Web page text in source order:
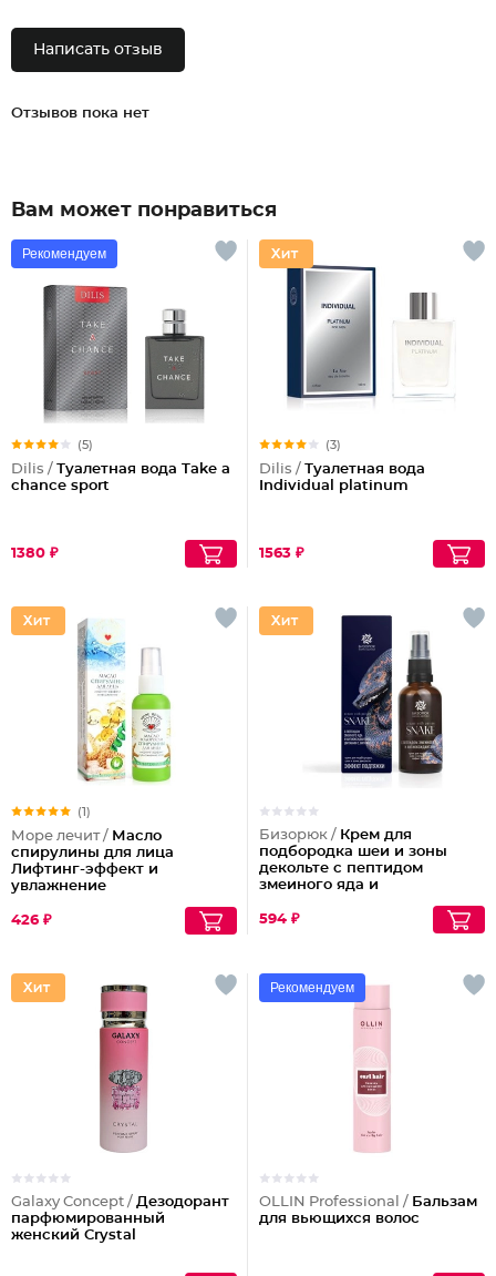
Написать отзыв
Отзывов пока нет
Вам может понравиться
Рекомендуем
(5)
Dilis / Туалетная вода Take a
chance sport
1380 ₽
(3)
Dilis / Туалетная вода
Individual platinum
1563 ₽
(1)
Море лечит / Масло
спирулины для лица
Лифтинг-эффект и
увлажнение
426 ₽
Бизорюк / Крем для
подбородка шеи и зоны
декольте с пептидом
змеиного яда и
594 ₽
Galaxy Concept / Дезодорант
парфюмированный
женский Crystal
Рекомендуем
OLLIN Professional / Бальзам
для вьющихся волос